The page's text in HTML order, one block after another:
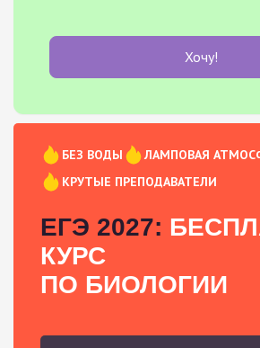
Хочу!
БЕЗ ВОДЫ
ЛАМПОВАЯ
КРУТЫЕ ПРЕПОДАВАТЕЛИ
ЕГЭ 2027:
КУРС
ПО БИОЛОГИИ